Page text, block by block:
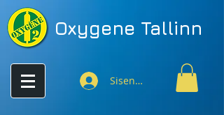
Oxygene Tallinn
Sisenen